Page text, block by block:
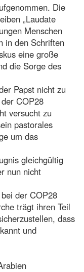
Die
„Laudate
Menschen
in den Schriften
eine große
die Sorge des
Papst nicht zu
COP28
versucht zu
pastorales
um das
gleichgültig
nun nicht
der COP28
trägt ihren Teil
dass
und